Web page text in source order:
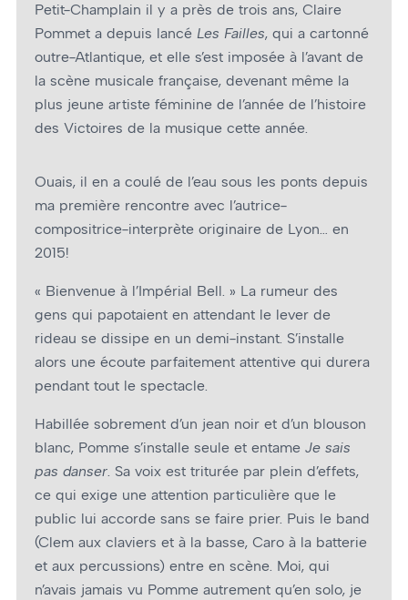
Petit-Champlain il y a près de trois ans, Claire
Pommet a depuis lancé Les Failles, qui a cartonné
outre-Atlantique, et elle s’est imposée à l’avant de
la scène musicale française, devenant même la
plus jeune artiste féminine de l’année de l’histoire
des Victoires de la musique cette année.
Ouais, il en a coulé de l’eau sous les ponts depuis
ma première rencontre avec l’autrice-
compositrice-interprète originaire de Lyon… en
2015!
« Bienvenue à l’Impérial Bell. » La rumeur des
gens qui papotaient en attendant le lever de
rideau se dissipe en un demi-instant. S’installe
alors une écoute parfaitement attentive qui durera
pendant tout le spectacle.
Habillée sobrement d’un jean noir et d’un blouson
blanc, Pomme s’installe seule et entame Je sais
pas danser. Sa voix est triturée par plein d’effets,
ce qui exige une attention particulière que le
public lui accorde sans se faire prier. Puis le band
(Clem aux claviers et à la basse, Caro à la batterie
et aux percussions) entre en scène. Moi, qui
n’avais jamais vu Pomme autrement qu’en solo, je